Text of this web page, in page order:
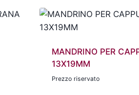
MANDRINO PER
13X19MM
Prezzo riservato